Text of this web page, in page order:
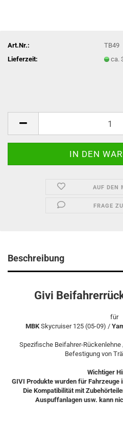
Art.Nr.:
TB49
Lieferzeit:
ca.
AUF DEN
FRAGE
Beschreibung
Givi
für
MBK Skycruiser 125 (05-09) /
Spezifische Beifahrer-
Befestigung von
Wichtiger
GIVI Produkte wurden für Fahrzeuge
Die Kompatibilität mit
Auspuffanlagen usw. kann